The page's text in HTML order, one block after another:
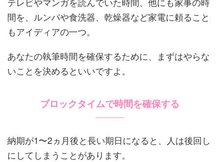
間を、ルンバや食洗器、乾燥器など家電に頼ること
もアイディアの一つ。
あなたの執筆時間を確保するために、まずはやらな
いことを決めるといいですよ。
ブロックタイムで時間を確保する
納期が1〜2ヵ月後と長い期日になると、人は後回し
にしてしまうことがあります。